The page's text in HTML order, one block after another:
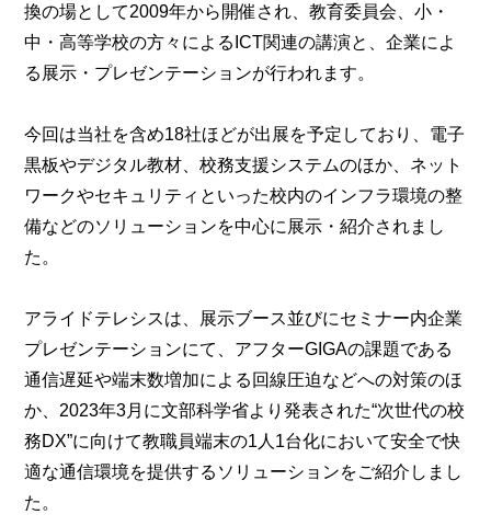
換の場として2009年から開催され、教育委員会、小・
中・高等学校の方々によるICT関連の講演と、企業によ
る展示・プレゼンテーションが行われます。
今回は当社を含め18社ほどが出展を予定しており、電子
黒板やデジタル教材、校務支援システムのほか、ネット
ワークやセキュリティといった校内のインフラ環境の整
備などのソリューションを中心に展示・紹介されまし
た。
アライドテレシスは、展示ブース並びにセミナー内企業
プレゼンテーションにて、アフターGIGAの課題である
通信遅延や端末数増加による回線圧迫などへの対策のほ
か、2023年3月に文部科学省より発表された“次世代の校
務DX”に向けて教職員端末の1人1台化において安全で快
適な通信環境を提供するソリューションをご紹介しまし
た。